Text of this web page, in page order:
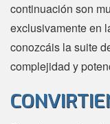
continuación son
exclusivamente en
conozcáis la suite
complejidad y